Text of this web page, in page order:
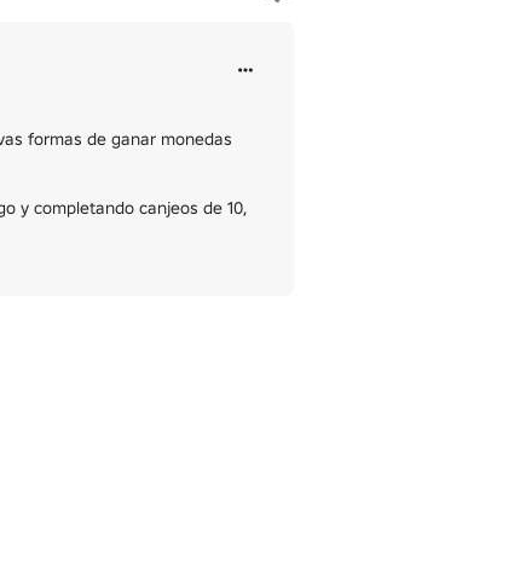
formas de ganar monedas
y completando canjeos de 10,